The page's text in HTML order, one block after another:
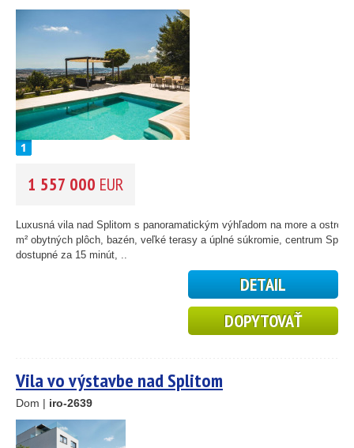
1
56
26
59
14
55
25
45
OD MORA DO(m)
OBLASŤ(môžete vybrať viacej položiek)
Istria (3)
Kvarner (9)
Južná Dalmácia (34)
CENA(vyberte rozsah)
1 557 000 EUR
Luxusná vila nad Splitom s panoramatickým výhľadom na more a
m² obytných plôch, bazén, veľké terasy a úplné súkromie, centrum Splitu
dostupné za 15 minút, ..
DETAIL
DOPYTOVAŤ
Vila vo výstavbe nad Splitom
Dom | iro-2639